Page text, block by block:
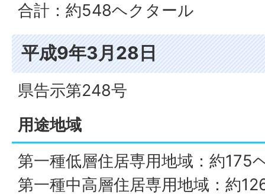
合計：約548ヘクタール
平成9年3月28日
県告示第248号
用途地域
第一種低層住居専用地域：約175
第一種中高層住居専用地域：約